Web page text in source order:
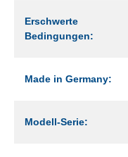
Erschwerte
Bedingungen:
Made in Germany:
Modell-Serie: